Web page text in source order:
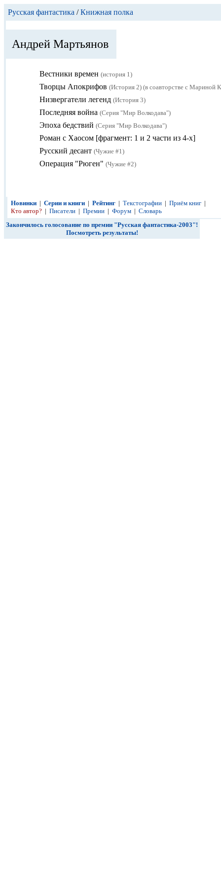
Русская фантастика /Книжная полка
Андрей Мартьянов
Вестники времен (история 1)
Творцы Апокрифов (История 2) (в соавторстве с Мариной
Низвергатели легенд (История 3)
Последняя война (Серия "Мир Волкодава")
Эпоха бедствий (Серия "Мир Волкодава")
Роман с Хаосом [фрагмент: 1 и 2 части из 4-х]
Русский десант (Чужие #1)
Операция "Рюген" (Чужие #2)
Новинки | Серии и книги | Рейтинг | Текстографии | Приём книг |
Кто автор? | Писатели | Премии | Форум | Словарь
Закончилось голосование по премии "Русская фантастика-2003"!
Посмотреть результаты!